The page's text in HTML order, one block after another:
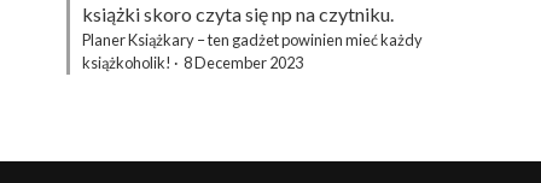
książki skoro czyta się np na czytniku.
Planer Książkary – ten gadżet powinien mieć każdy
książkoholik! · 8 December 2023